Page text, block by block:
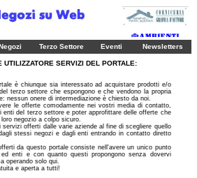
Terzo Settore Eventi Newsletters
UTILIZZATORE SERVIZI DEL PORTALE:
è chiunque sia interessato ad acquistare prodotti e/o
terzo settore che espongono e che vendono la propria
nessun onere di intermediazione è chiesto da noi.
le offerte comodamente nei vostri media di contatto,
enti del terzo settore e poter approfittare delle offerte che
negozio a colpo sicuro.
offerti dalle varie aziende al fine di scegliere quello
stessi negozi e dagli enti entrando in contatto diretto
da questo portale consiste nell'avere un unico punto
enti e con quanto questi propongono senza dovervi
operando solo qui.
e aperta a tutti!